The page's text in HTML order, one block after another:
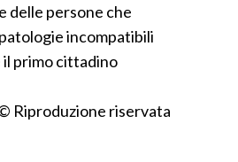
delle persone che
incompatibili
il primo cittadino
Riproduzione riservata